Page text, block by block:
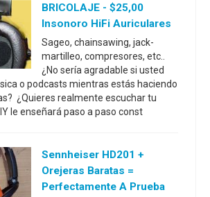
BRICOLAJE - $25,00
Insonoro HiFi Auriculares
Sageo, chainsawing, jack-
martilleo, compresores, etc..
¿No sería agradable si usted
o podcasts mientras estás haciendo
¿Quieres realmente escuchar tu
le enseñará paso a paso const
Sennheiser HD201 +
Orejeras Baratas =
Perfectamente A Prueba